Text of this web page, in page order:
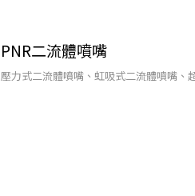
PNR二流體噴嘴
壓力式二流體噴嘴、虹吸式二流體噴嘴、